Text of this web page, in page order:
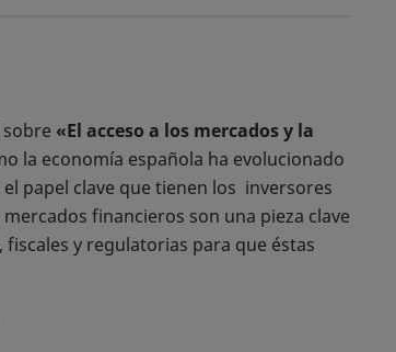
«El acceso a los mercados y la
la economía española ha evolucionado
papel clave que tienen los inversores
financieros son una pieza clave
y regulatorias para que éstas